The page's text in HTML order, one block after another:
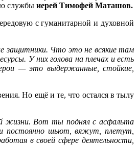
службы иерей Тимофей Маташов.
с гуманитарной и духовной
защитники. Что это не всякие там
У них голова на плечах и есть
— это выдержанные, стойкие,
Но ещё и те, что остался в тылу
жизни. Вот ты поднял с асфальта
постоянно шьют, вяжут, плетут,
в своей сфере деятельности,